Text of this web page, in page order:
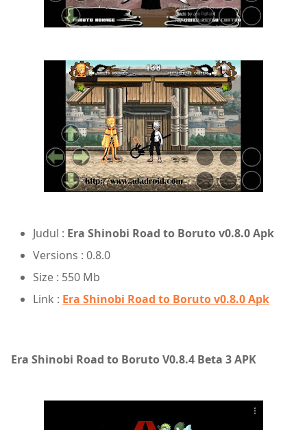
Judul : Era Shinobi Road to Boruto v0.8.0 Apk
Versions : 0.8.0
Size : 550 Mb
Link : Era Shinobi Road to Boruto v0.8.0 Apk
Era Shinobi Road to Boruto V0.8.4 Beta 3 APK